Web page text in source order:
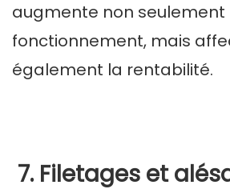
augmente non
fonctionnement, mais
également la rentabilité.
7. Filetages et